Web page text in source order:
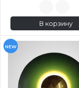
В корзину
NEW